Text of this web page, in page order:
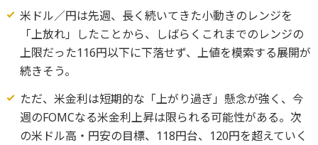
米ドル／円は先週、長く続いてきた小動きのレンジを
「上放れ」したことから、しばらくこれまでのレンジの
上限だった116円以下に下落せず、上値を模索する展開が
続きそう。
ただ、米金利は短期的な「上がり過ぎ」懸念が強く、今
週のFOMCなる米金利上昇は限られる可能性がある。次
の米ドル高・円安の目標、118円台、120円を超えていく